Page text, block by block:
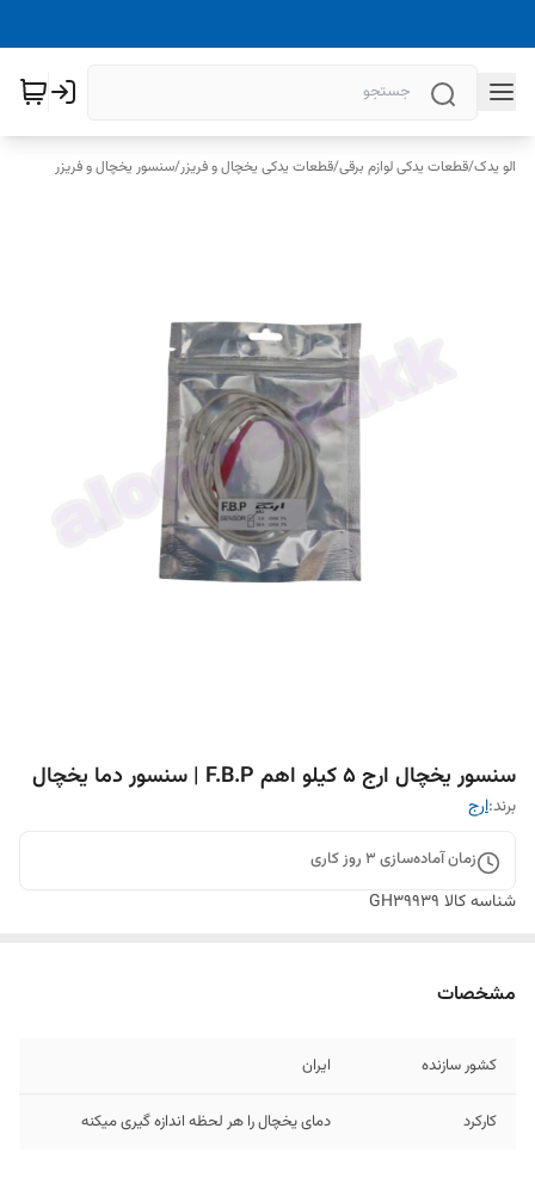
الو یدک/قطعات یدکی لوازم برقی/قطعات یدکی یخچال و فریزر/سنسور یخچال و فریزر
سنسور یخچال ارج 5 کیلو اهم F.B.P | سنسور دما یخچال
برند:ارج
زمان آماده‌سازی 3 روز کاری
شناسه کالا GH39939
مشخصات
کشور سازنده ایران
کارکرد دمای یخچال را هر لحظه اندازه گیری میکنه